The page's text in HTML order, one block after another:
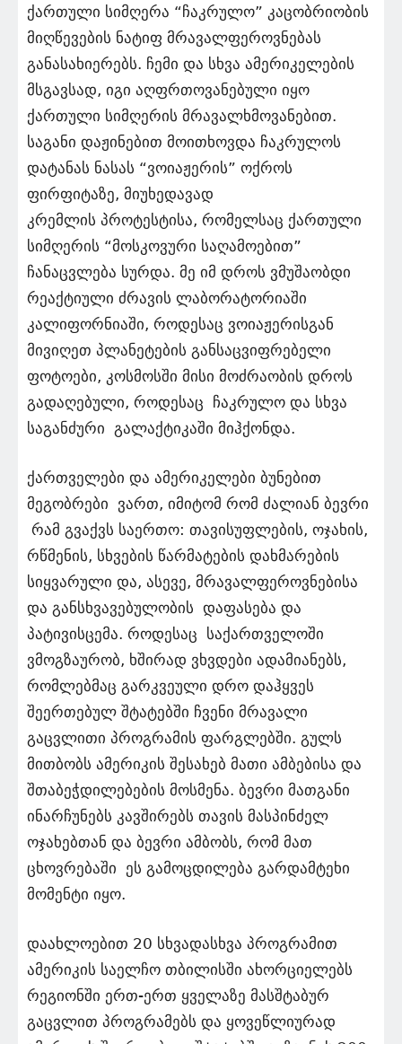
ქართული სიმღერა “ჩაკრულო” კაცობრიობის
მიღწევების ნატიფ მრავალფეროვნებას
განასახიერებს. ჩემი და სხვა ამერიკელების
მსგავსად, იგი აღფრთოვანებული იყო
ქართული სიმღერის მრავალხმოვანებით.
საგანი დაჟინებით მოითხოვდა ჩაკრულოს
დატანას ნასას “ვოიაჟერის” ოქროს
ფირფიტაზე, მიუხედავად
კრემლის პროტესტისა, რომელსაც ქართული
სიმღერის “მოსკოვური საღამოებით”
ჩანაცვლება სურდა. მე იმ დროს ვმუშაობდი
რეაქტიული ძრავის ლაბორატორიაში
კალიფორნიაში, როდესაც ვოიაჟერისგან
მივიღეთ პლანეტების განსაცვიფრებელი
ფოტოები, კოსმოსში მისი მოძრაობის დროს
გადაღებული, როდესაც ჩაკრულო და სხვა
საგანძური გალაქტიკაში მიჰქონდა.
ქართველები და ამერიკელები ბუნებით
მეგობრები ვართ, იმიტომ რომ ძალიან ბევრი
რამ გვაქვს საერთო: თავისუფლების, ოჯახის,
რწმენის, სხვების წარმატების დახმარების
სიყვარული და, ასევე, მრავალფეროვნებისა
და განსხვავებულობის დაფასება და
პატივისცემა. როდესაც საქართველოში
ვმოგზაურობ, ხშირად ვხვდები ადამიანებს,
რომლებმაც გარკვეული დრო დაჰყვეს
შეერთებულ შტატებში ჩვენი მრავალი
გაცვლითი პროგრამის ფარგლებში. გულს
მითბობს ამერიკის შესახებ მათი ამბებისა და
შთაბეჭდილებების მოსმენა. ბევრი მათგანი
ინარჩუნებს კავშირებს თავის მასპინძელ
ოჯახებთან და ბევრი ამბობს, რომ მათ
ცხოვრებაში ეს გამოცდილება გარდამტეხი
მომენტი იყო.
დაახლოებით 20 სხვადასხვა პროგრამით
ამერიკის საელჩო თბილისში ახორციელებს
რეგიონში ერთ-ერთ ყველაზე მასშტაბურ
გაცვლით პროგრამებს და ყოვეწლიურად